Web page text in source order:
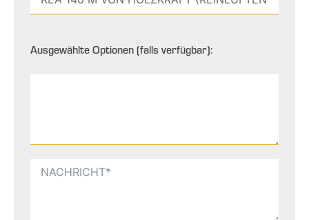
Ausgewählte Optionen (falls verfügbar):